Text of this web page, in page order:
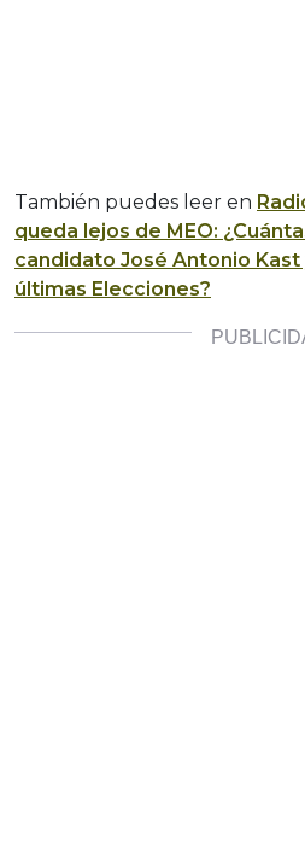
También puedes leer en
queda lejos de MEO:
candidato José Antonio
últimas Elecciones?